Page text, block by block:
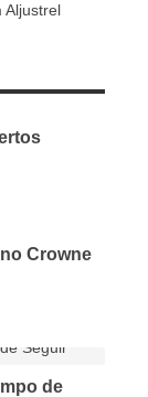
Aljustrel
Crowne
de